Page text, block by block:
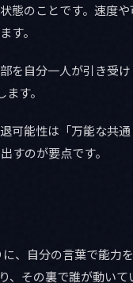
態のことです。速度や
す。
を自分一人が引き受
す。
可能性は「万能な共通
すのが要点です。
、自分の言葉で能力
、その裏で誰が動いて